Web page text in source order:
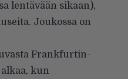
lentävään sikaan),
Joukossa on
Frankfurtin-
kun